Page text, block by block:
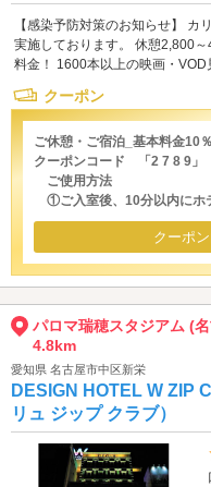
【感染予防対策のお知らせ】 カ
実施しております。 休憩2,800
料金！ 1600本以上の映画・
クーポン
ご休憩・ご宿泊_基本料金10
クーポンコード 「2 7 8 9」
ご使用方法
①ご入室後、10分以内にホ
クーポ
パロマ瑞穂スタジアム (
4.8km
愛知県 名古屋市中区新栄
DESIGN HOTEL W ZIP
リュ ジップ クラブ）